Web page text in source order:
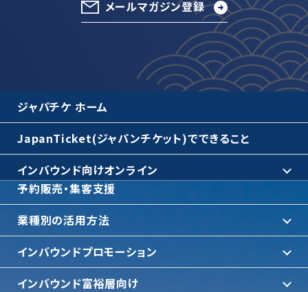
メールマガジン登録
ジャパチケ ホーム
JapanTicket(ジャパンチケット)でできること
インバウンド向けオンライン
予約販売・集客支援
業種別の活用方法
インバウンドプロモーション
インバウンド富裕層向け